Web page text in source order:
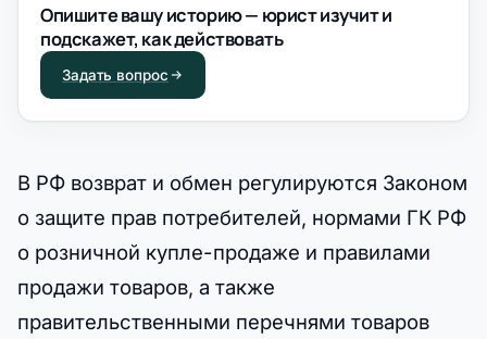
Опишите вашу историю — юрист изучит и
подскажет, как действовать
Задать вопрос
В РФ возврат и обмен регулируются Законом
о защите прав потребителей, нормами ГК РФ
о розничной купле-продаже и правилами
продажи товаров, а также
правительственными перечнями товаров